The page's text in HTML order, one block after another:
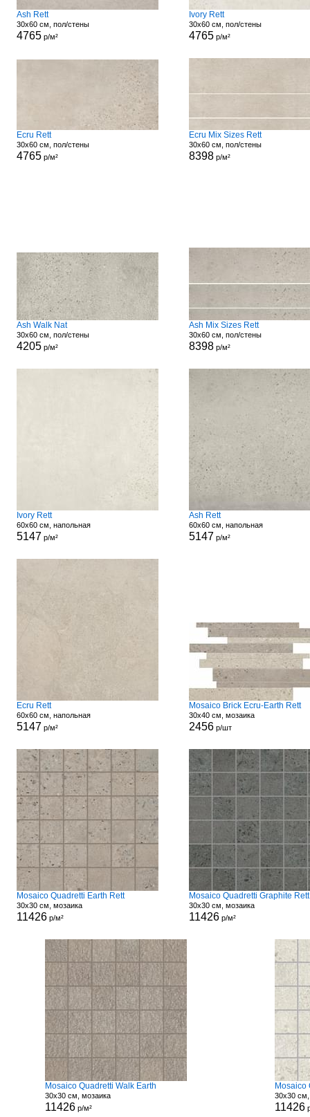
Ash Rett
30x60 см, пол/стены
4765р/м²
Ivory Rett
30x60 см, пол/стены
4765р/м²
Ecru Rett
30x60 см, пол/стены
4765р/м²
Ecru Mix Sizes Rett
30x60 см, пол/стены
8398р/м²
Ash Walk Nat
30x60 см, пол/стены
4205р/м²
Ash Mix Sizes Rett
30x60 см, пол/стены
8398р/м²
Ivory Rett
60x60 см, напольная
5147 р/м²
Ash Rett
60x60 см, напольная
5147 р/м²
Ecru Rett
60x60 см, напольная
5147 р/м²
Mosaico Brick Ecru-Earth Rett
30x40 см, мозаика
2456р/шт
Mosaico Quadretti Earth Rett
30x30 см, мозаика
11426р/м²
Mosaico Quadretti Graphite Rett
30x30 см, мозаика
11426р/м²
Mosaico Quadretti Walk Earth
30x30 см, мозаика
11426 р/м²
Mosaico
30x30
11426